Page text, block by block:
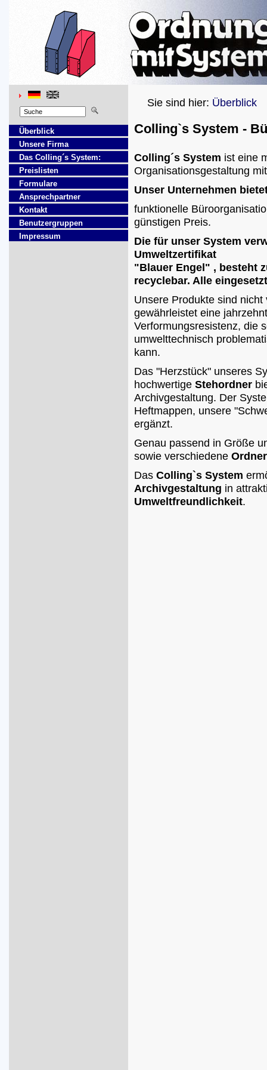
Sie sind hier: Überblick
Colling`s System -
Colling´s System ist eine
Organisationsgestaltung
Unser Unternehmen
funktionelle
günstigen Preis.
Die für unser System
Umweltzertifikat
"Blauer Engel" , besteht
recyclebar. Alle
Unsere Produkte sind
gewährleistet eine
Verformungsresistenz, die
umwelttechnisch
kann.
Das "Herzstück" unseres
hochwertige Stehordner
Archivgestaltung. Der
Heftmappen, unsere
ergänzt.
Genau passend in Größe
sowie verschiedene
Das Colling`s System
Archivgestaltung in
Umweltfreundlichkeit.
Überblick
Unsere Firma
Das Colling´s System:
Preislisten
Formulare
Ansprechpartner
Kontakt
Benutzergruppen
mpressum